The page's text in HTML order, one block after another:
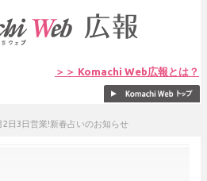
＞＞ Komachi Web広報とは？
2日3日営業!新春占いのお知らせ